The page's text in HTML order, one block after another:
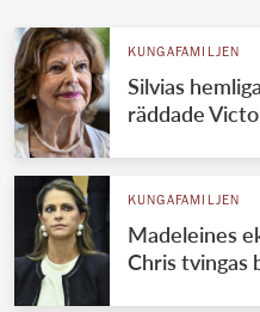
KUNGAFAMILJEN
Silvias
räddade
KUNGAFAMILJEN
Madeleines
Chris tvingas